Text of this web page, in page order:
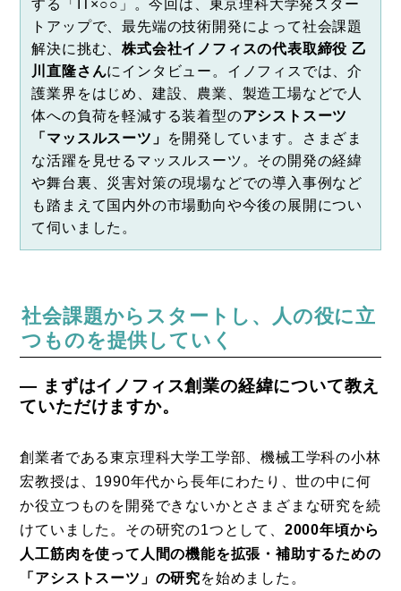
する「IT×○○」。今回は、東京理科大学発スター
トアップで、最先端の技術開発によって社会課題
解決に挑む、株式会社イノフィスの代表取締役 乙
川直隆さんにインタビュー。イノフィスでは、介
護業界をはじめ、建設、農業、製造工場などで人
体への負荷を軽減する装着型のアシストスーツ
「マッスルスーツ」
を開発しています。さまざま
な活躍を見せるマッスルスーツ。その開発の経緯
や舞台裏、災害対策の現場などでの導入事例など
も踏まえて国内外の市場動向や今後の展開につい
て伺いました。
社会課題からスタートし、人の役に立
つものを提供していく
― まずはイノフィス創業の経緯について教え
ていただけますか。
創業者である東京理科大学工学部、機械工学科の小林
宏教授は、1990年代から長年にわたり、世の中に何
か役立つものを開発できないかとさまざまな研究を続
けていました。その研究の1つとして、 2000年頃から
人工筋肉を使って人間の機能を拡張・補助するための
「アシストスーツ」の研究を始めました。